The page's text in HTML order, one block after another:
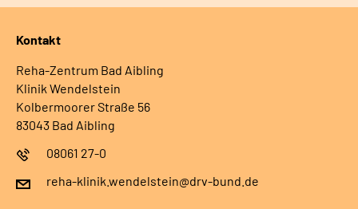
Kontakt
Reha-Zentrum Bad Aibling
Klinik Wendelstein
Kolbermoorer Straße 56
83043 Bad Aibling
08061 27-0
reha-klinik.wendelstein@drv-bund.de